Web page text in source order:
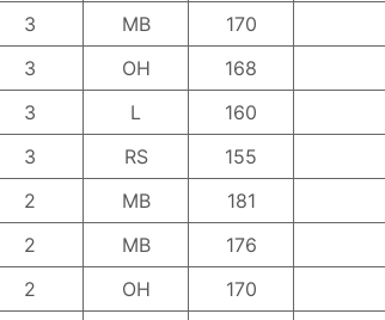
3 MB 170
3 OH 168
3 L 160
3 RS 155
2 MB 181
2 MB 176
2 OH 170